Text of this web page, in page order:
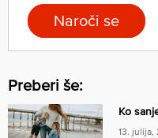
Naroči se
Preberi še:
Ko
13. julija,